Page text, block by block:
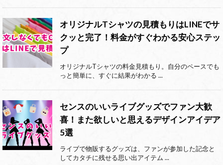
オリジナルTシャツの見積もりはLINEでサ
クッと完了！料金がすぐわかる安心ステッ
プ
オリジナルTシャツの料金見積もり。自分のペースでも
っと簡単に、すぐに結果がわかる ...
センスのいいライブグッズでファン大歓
喜！また欲しいと思えるデザインアイデア
5選
ライブで物販するグッズは、ファンが参加した記念と
してカタチに残せる思い出アイテム ...